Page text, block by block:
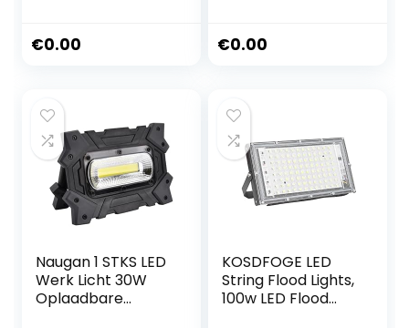
Flood Light Cool
€0.00
Aluminium Alloy
€0.00
Naugan 1 STKS LED
Werk Licht 30W
Oplaadbare
KOSDFOGE LED
String Flood Lights,
100w LED Flood